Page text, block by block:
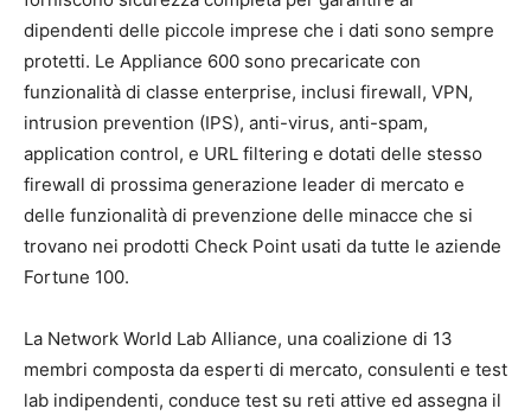
dipendenti delle piccole imprese che i dati sono sempre
protetti. Le Appliance 600 sono precaricate con
funzionalità di classe enterprise, inclusi firewall, VPN,
intrusion prevention (IPS), anti-virus, anti-spam,
application control, e URL filtering e dotati delle stesso
firewall di prossima generazione leader di mercato e
delle funzionalità di prevenzione delle minacce che si
trovano nei prodotti Check Point usati da tutte le aziende
Fortune 100.
La Network World Lab Alliance, una coalizione di 13
membri composta da esperti di mercato, consulenti e test
lab indipendenti, conduce test su reti attive ed assegna il